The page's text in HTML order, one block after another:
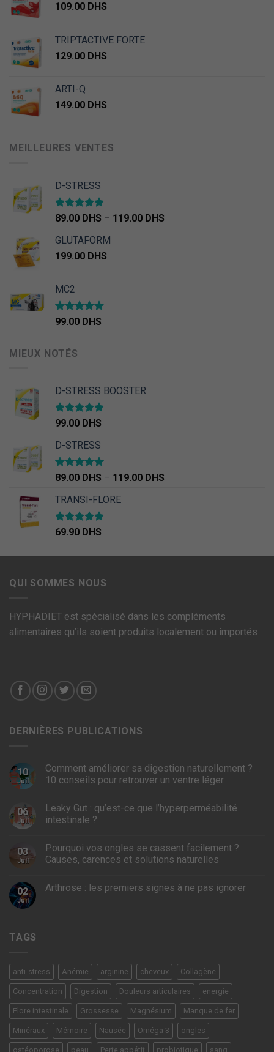
109.00 DHS
TRIPTACTIVE FORTE
129.00 DHS
ARTI-Q
149.00 DHS
MEILLEURES VENTES
D-STRESS
Note5.00
89.00 DHS – 119.00 DHS
GLUTAFORM
199.00 DHS
MC2
Note4.50
99.00 DHS
MIEUX NOTÉS
D-STRESS BOOSTER
Note5.00
99.00 DHS
D-STRESS
Note5.00
89.00 DHS – 119.00 DHS
TRANSI-FLORE
Note4.67
69.90 DHS
QUI SOMMES NOUS
HYPHADIET est spécialisé dans les compléments
alimentaires qu’ils soient produits localement ou importés
DERNIÈRES PUBLICATIONS
10
Juil
Comment améliorer sa digestion naturellement ?
10 conseils pour retrouver un ventre léger
06
Juil
Leaky Gut : qu’est-ce que l’hyperperméabilité
intestinale ?
03
Juil
Pourquoi vos ongles se cassent facilement ?
Causes, carences et solutions naturelles
02
Juil
Arthrose : les premiers signes à ne pas ignorer
TAGS
anti-stress Anémie arginine cheveux Collagène
Concentration Digestion Douleurs articulaires energie
Flore intestinale Grossesse Magnésium Manque de fer
Minéraux Mémoire Nausée Oméga 3 ongles
ostéoporose peau Perte appétit probiotique sang